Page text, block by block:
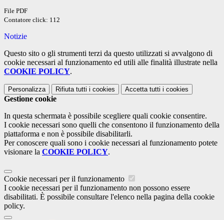
File PDF
Contatore click: 112
Notizie
Questo sito o gli strumenti terzi da questo utilizzati si avvalgono di
cookie necessari al funzionamento ed utili alle finalità illustrate nella
COOKIE POLICY.
Personalizza Rifiuta tutti i cookies Accetta tutti i cookies
Gestione cookie
In questa schermata è possibile scegliere quali cookie consentire.
I cookie necessari sono quelli che consentono il funzionamento della
piattaforma e non è possibile disabilitarli.
Per conoscere quali sono i cookie necessari al funzionamento potete
visionare la COOKIE POLICY.
Cookie necessari per il funzionamento
I cookie necessari per il funzionamento non possono essere
disabilitati. È possibile consultare l'elenco nella pagina della cookie
policy.